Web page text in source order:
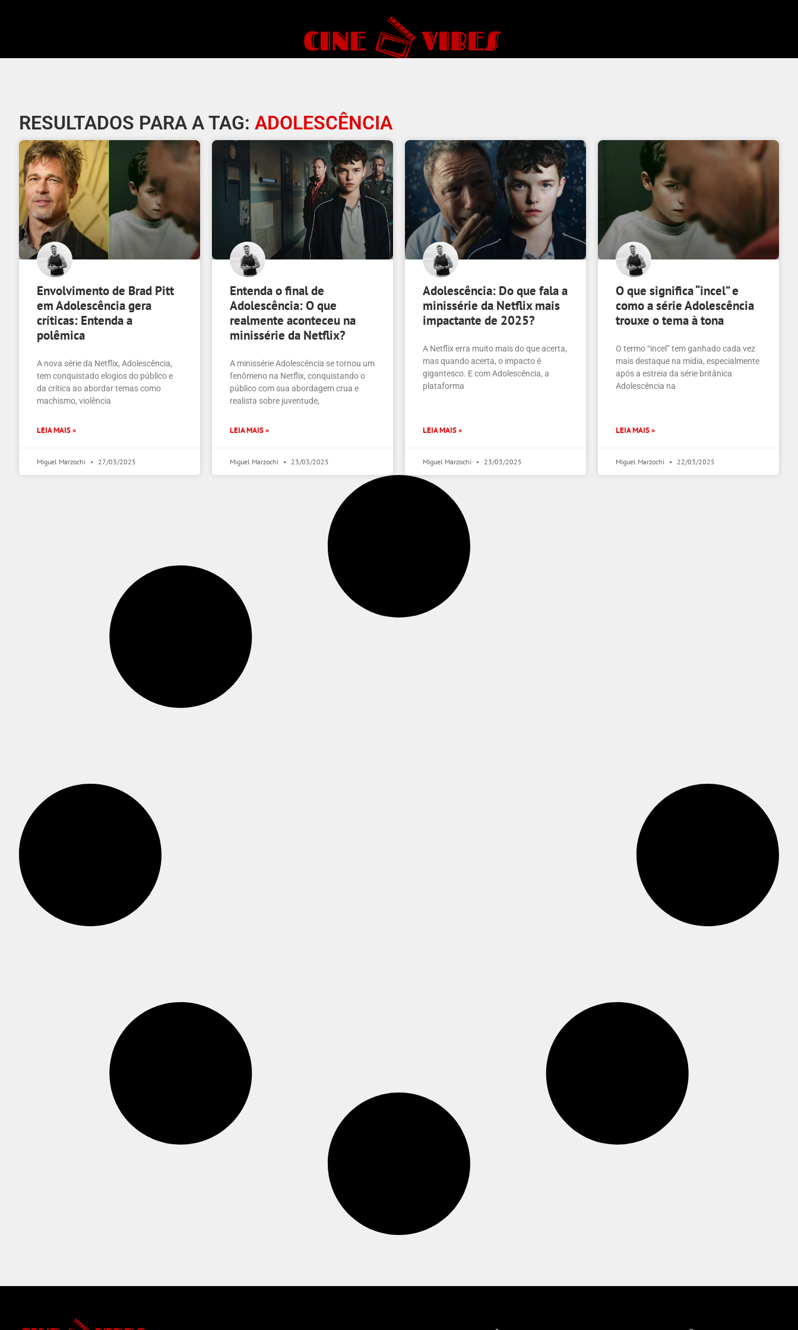
RESULTADOS PARA A TAG: ADOLESCÊNCIA
Envolvimento de Brad Pitt
em Adolescência gera
críticas: Entenda a
polêmica
A nova série da Netflix, Adolescência,
tem conquistado elogios do público e
da crítica ao abordar temas como
machismo, violência
LEIA MAIS »
Miguel Marzochi 27/03/2025
Entenda o final de
Adolescência: O que
realmente aconteceu na
minissérie da Netflix?
A minissérie Adolescência se tornou um
fenômeno na Netflix, conquistando o
público com sua abordagem crua e
realista sobre juventude,
LEIA MAIS »
Miguel Marzochi 23/03/2025
Adolescência: Do que fala a
minissérie da Netflix mais
impactante de 2025?
A Netflix erra muito mais do que acerta,
mas quando acerta, o impacto é
gigantesco. E com Adolescência, a
plataforma
LEIA MAIS »
Miguel Marzochi 23/03/2025
O que significa “incel” e
como a série Adolescência
trouxe o tema à tona
O termo “incel” tem ganhado cada vez
mais destaque na mídia, especialmente
após a estreia da série britânica
Adolescência na
LEIA MAIS »
Miguel Marzochi 22/03/2025